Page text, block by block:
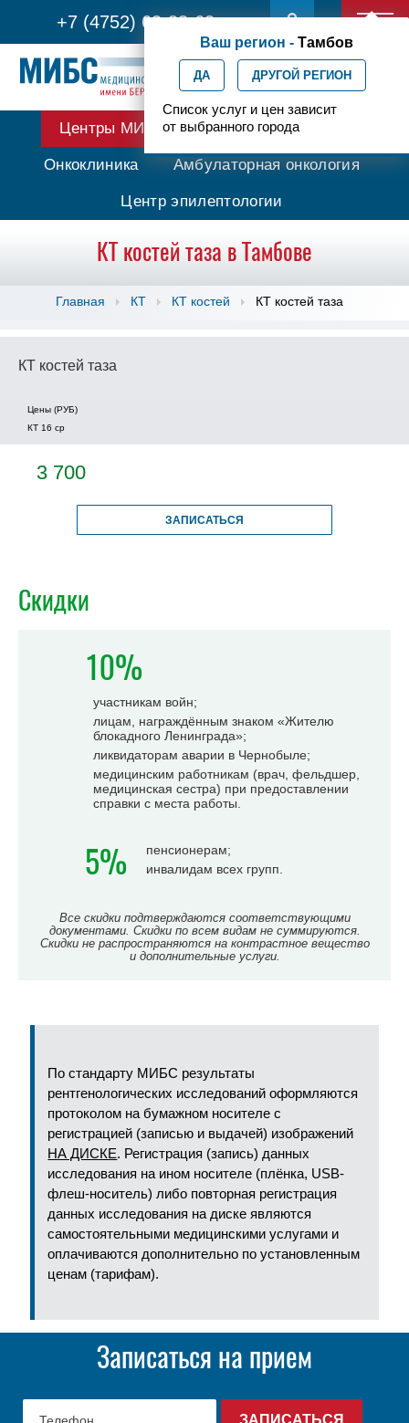
+7 (4752) 63-33-63
Ваш регион - Тамбов
ДА ДРУГОЙ РЕГИОН
Список услуг и цен зависит
от выбранного города
Центры МИБС Протонная терапия
Онкоклиника Амбулаторная онкология
Центр эпилептологии
КТ костей таза в Тамбове
Главная КТ КТ костей КТ костей таза
КТ костей таза
Цены (РУБ)
КТ 16 ср
3 700
ЗАПИСАТЬСЯ
Скидки
10%
участникам войн;
лицам, награждённым знаком «Жителю
блокадного Ленинграда»;
ликвидаторам аварии в Чернобыле;
медицинским работникам (врач, фельдшер,
медицинская сестра) при предоставлении
справки с места работы.
5%
пенсионерам;
инвалидам всех групп.
Все скидки подтверждаются соответствующими
документами. Скидки по всем видам не суммируются.
Скидки не распространяются на контрастное вещество
и дополнительные услуги.
По стандарту МИБС результаты
рентгенологических исследований оформляются
протоколом на бумажном носителе с
регистрацией (записью и выдачей) изображений
НА ДИСКЕ. Регистрация (запись) данных
исследования на ином носителе (плёнка, USB-
флеш-носитель) либо повторная регистрация
данных исследования на диске являются
самостоятельными медицинскими услугами и
оплачиваются дополнительно по установленным
ценам (тарифам).
Записаться на прием